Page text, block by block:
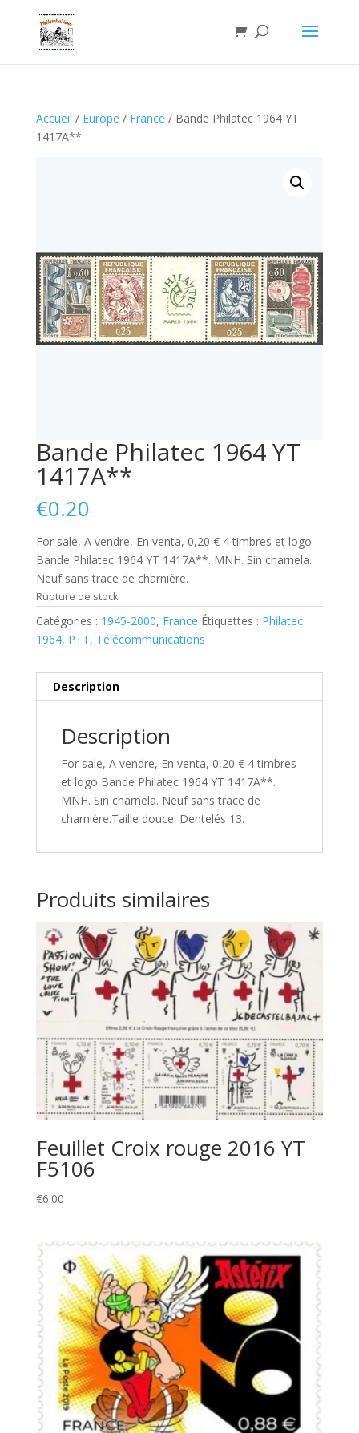
Accueil / Europe / France / Bande Philatec 1964 YT
1417A**
Bande Philatec 1964 YT
1417A**
€0.20
For sale, A vendre, En venta, 0,20 € 4 timbres et logo
Bande Philatec 1964 YT 1417A**. MNH. Sin charnela.
Neuf sans trace de charnière.
Rupture de stock
Catégories : 1945-2000, France Étiquettes : Philatec
1964, PTT, Télécommunications
Description
Description
For sale, A vendre, En venta, 0,20 € 4 timbres
et logo Bande Philatec 1964 YT 1417A**.
MNH. Sin charnela. Neuf sans trace de
charnière.Taille douce. Dentelés 13.
Produits similaires
Feuillet Croix rouge 2016 YT
F5106
€6.00